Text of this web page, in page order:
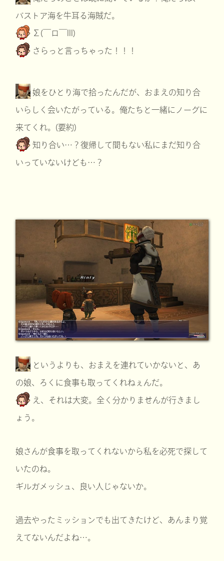
バストア海を牛耳る海賊だ。
Σ(￣ロ￣lll)
さらっと言っちゃった！！！
娘をひとり海で拾ったんだが、おまえの知り合
いらしく会いたがっている。俺たちと一緒にノーグに
来てくれ。(要約)
知り合い…？復帰して間もない私にまだ知り合
いっていないけども…？
というよりも、おまえを連れていかないと、あ
の娘、ろくに食事も取ってくれねぇんだ。
え、それは大変。全く分かりませんが行きまし
ょう。
娘さんが食事を取ってくれないから私を必死で探して
いたのね。
ギルガメッシュ、良い人じゃないか。
過去やったミッションでも出てきたけど、あんまり覚
えてないんだよね…。